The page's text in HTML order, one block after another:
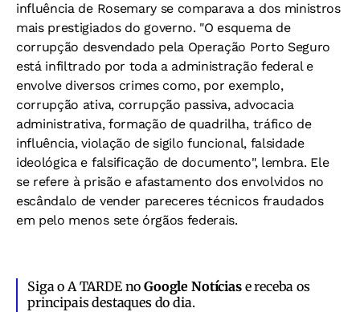
influência de Rosemary se comparava a dos ministros
mais prestigiados do governo. "O esquema de
corrupção desvendado pela Operação Porto Seguro
está infiltrado por toda a administração federal e
envolve diversos crimes como, por exemplo,
corrupção ativa, corrupção passiva, advocacia
administrativa, formação de quadrilha, tráfico de
influência, violação de sigilo funcional, falsidade
ideológica e falsificação de documento", lembra. Ele
se refere à prisão e afastamento dos envolvidos no
escândalo de vender pareceres técnicos fraudados
em pelo menos sete órgãos federais.
Siga o A TARDE noGoogle Notíciase receba os
principais destaques do dia.